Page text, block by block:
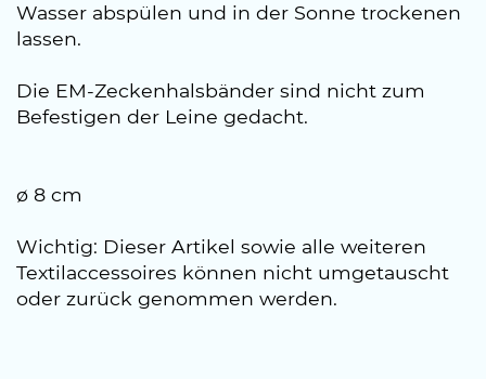
Wasser abspülen und in der Sonne trockenen
lassen.
Die EM-Zeckenhalsbänder sind nicht zum
Befestigen der Leine gedacht.
ø 8 cm
Wichtig: Dieser Artikel sowie alle weiteren
Textilaccessoires können nicht umgetauscht
oder zurück genommen werden.